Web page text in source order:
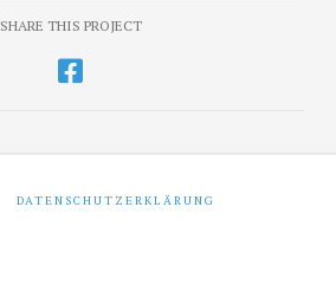
SHARE THIS PROJECT
DATENSCHUTZERKLÄRUNG